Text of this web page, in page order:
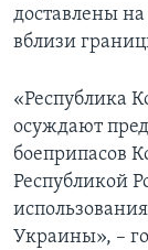
доставлены
вблизи
«Республика
осуждают
боеприпасов
Республикой
Украины», –